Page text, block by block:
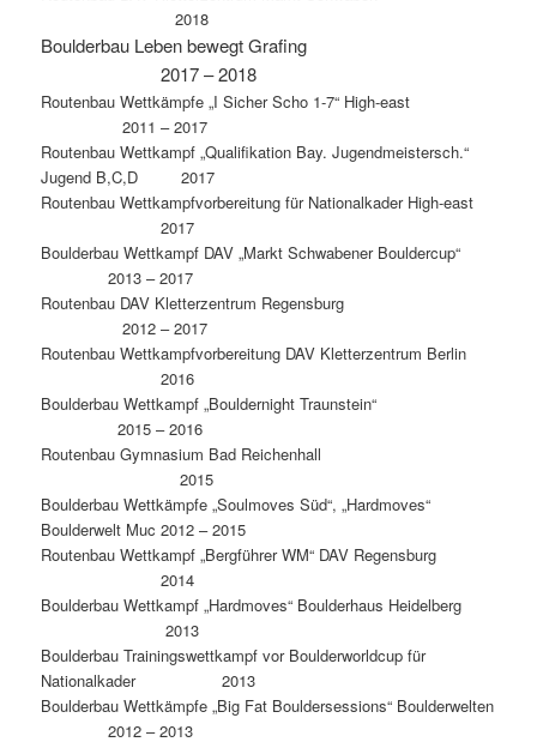
2018
Boulderbau Leben bewegt Grafing
2017 – 2018
Routenbau Wettkämpfe „I Sicher Scho 1-7“ High-east
2011 – 2017
Routenbau Wettkampf „Qualifikation Bay. Jugendmeistersch.“
Jugend B,C,D 2017
Routenbau Wettkampfvorbereitung für Nationalkader High-east
2017
Boulderbau Wettkampf DAV „Markt Schwabener Bouldercup“
2013 – 2017
Routenbau DAV Kletterzentrum Regensburg
2012 – 2017
Routenbau Wettkampfvorbereitung DAV Kletterzentrum Berlin
2016
Boulderbau Wettkampf „Bouldernight Traunstein“
2015 – 2016
Routenbau Gymnasium Bad Reichenhall
2015
Boulderbau Wettkämpfe „Soulmoves Süd“, „Hardmoves“
Boulderwelt Muc 2012 – 2015
Routenbau Wettkampf „Bergführer WM“ DAV Regensburg
2014
Boulderbau Wettkampf „Hardmoves“ Boulderhaus Heidelberg
2013
Boulderbau Trainingswettkampf vor Boulderworldcup für
Nationalkader 2013
Boulderbau Wettkämpfe „Big Fat Bouldersessions“ Boulderwelten
2012 – 2013